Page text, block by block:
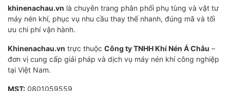
Động cơ cảm ứng
Mặt gắn được căn chỉnh hoàn hảo.
Có sẵn trong hai phiên phản IP54 và IE3 cho
mẫu tốc độ cố định.
Khớp nối động cơ khô không cần bôi trơn nên
khinenachau.vn là chuyên trang phân phối phụ tùng và vật tư
máy nén khí, phục vụ nhu cầu thay thế nhanh, đúng mã và tối
ưu chi phí vận hành.
Khinenachau.vn trực thuộc Công ty TNHH Khí Nén Á Châu –
đơn vị cung cấp giải pháp và dịch vụ máy nén khí công nghiệp
tại Việt Nam.
MST: 0801059559